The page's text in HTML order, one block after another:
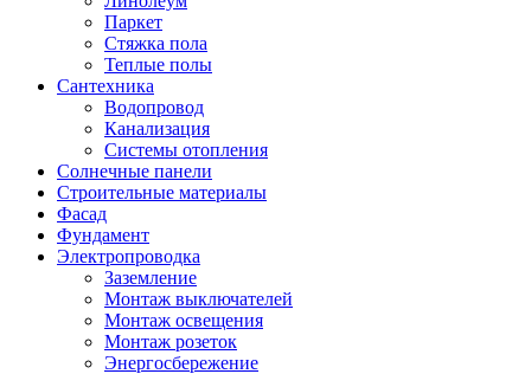
Паркет
Стяжка пола
Теплые полы
Сантехника
Водопровод
Канализация
Системы отопления
Солнечные панели
Строительные материалы
Фасад
Фундамент
Электропроводка
Заземление
Монтаж выключателей
Монтаж освещения
Монтаж розеток
Энергосбережение